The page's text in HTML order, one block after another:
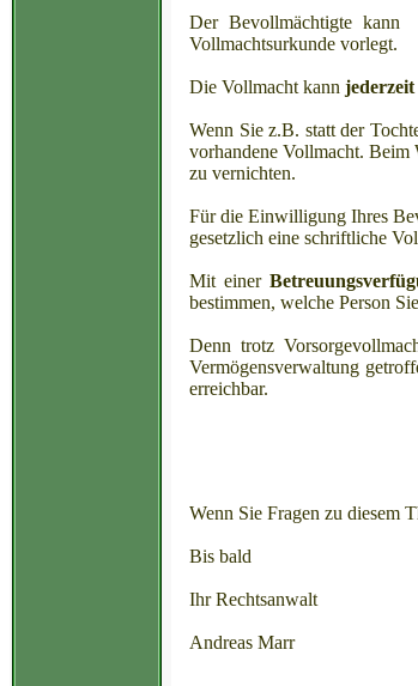
Der Bevollmächtigte kann
Vollmachtsurkunde vorlegt.
Die Vollmacht kann
Wenn Sie z.B. statt der
vorhandene Vollmacht. Beim
zu vernichten.
Für die Einwilligung Ihres
gesetzlich eine schriftliche
Mit einer
bestimmen, welche Person
Denn trotz
Vermögensverwaltung
erreichbar.
Wenn Sie Fragen zu diesem
Bis bald
Ihr Rechtsanwalt
Andreas Marr